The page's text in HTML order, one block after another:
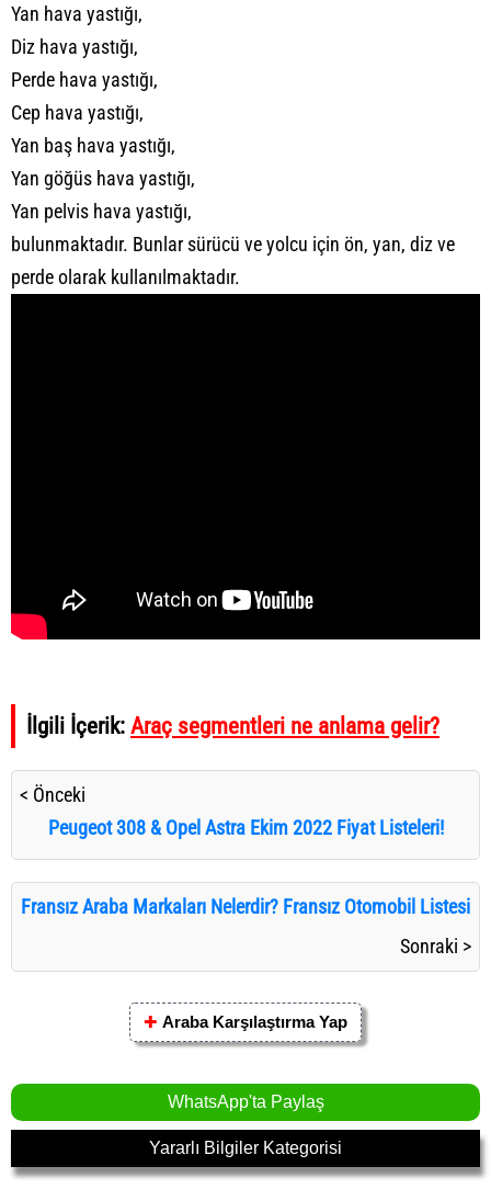
Yan hava yastığı,
Diz hava yastığı,
Perde hava yastığı,
Cep hava yastığı,
Yan baş hava yastığı,
Yan göğüs hava yastığı,
Yan pelvis hava yastığı,
bulunmaktadır. Bunlar sürücü ve yolcu için ön, yan, diz ve
perde olarak kullanılmaktadır.
İlgili İçerik: Araç segmentleri ne anlama gelir?
< Önceki
Peugeot 308 & Opel Astra Ekim 2022 Fiyat Listeleri!
Fransız Araba Markaları Nelerdir? Fransız Otomobil Listesi
Sonraki >
✚ Araba Karşılaştırma Yap
WhatsApp'ta Paylaş
Yararlı Bilgiler Kategorisi